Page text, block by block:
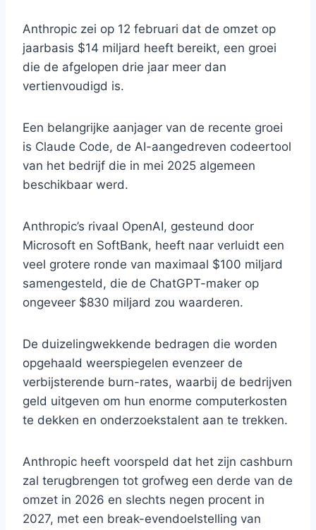
Anthropic zei op 12 februari dat de omzet op
jaarbasis $14 miljard heeft bereikt, een groei
die de afgelopen drie jaar meer dan
vertienvoudigd is.
Een belangrijke aanjager van de recente groei
is Claude Code, de AI-aangedreven codeertool
van het bedrijf die in mei 2025 algemeen
beschikbaar werd.
Anthropic’s rivaal OpenAI, gesteund door
Microsoft en SoftBank, heeft naar verluidt een
veel grotere ronde van maximaal $100 miljard
samengesteld, die de ChatGPT-maker op
ongeveer $830 miljard zou waarderen.
De duizelingwekkende bedragen die worden
opgehaald weerspiegelen evenzeer de
verbijsterende burn-rates, waarbij de bedrijven
geld uitgeven om hun enorme computerkosten
te dekken en onderzoekstalent aan te trekken.
Anthropic heeft voorspeld dat het zijn cashburn
zal terugbrengen tot grofweg een derde van de
omzet in 2026 en slechts negen procent in
2027, met een break-evendoelstelling van